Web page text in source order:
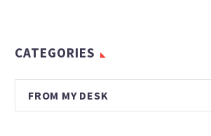
CATEGORIES
FROM MY DESK